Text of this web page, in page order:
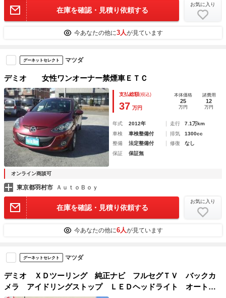
在庫を確認・見積り依頼する
お気に入り
今あなたの他に3人が見ています
グーネットセレクト マツダ
デミオ 女性ワンオーナー禁煙車ＥＴＣ
支払総額(税込)
37 万円
本体価格
25
万円
諸費用
12
万円
年式 2012年 走行
7.1万km
車検
車検整備付 排気
1300cc
整備
法定整備付 修復
なし
保証
保証無
オンライン商談可
東京都羽村市 ＡｕｔｏＢｏｙ
在庫を確認・見積り依頼する
お気に入り
今あなたの他に6人が見ています
グーネットセレクト マツダ
デミオ ＸＤツーリング 純正ナビ フルセグＴＶ バックカ
メラ アイドリングストップ ＬＥＤヘッドライト オートラ